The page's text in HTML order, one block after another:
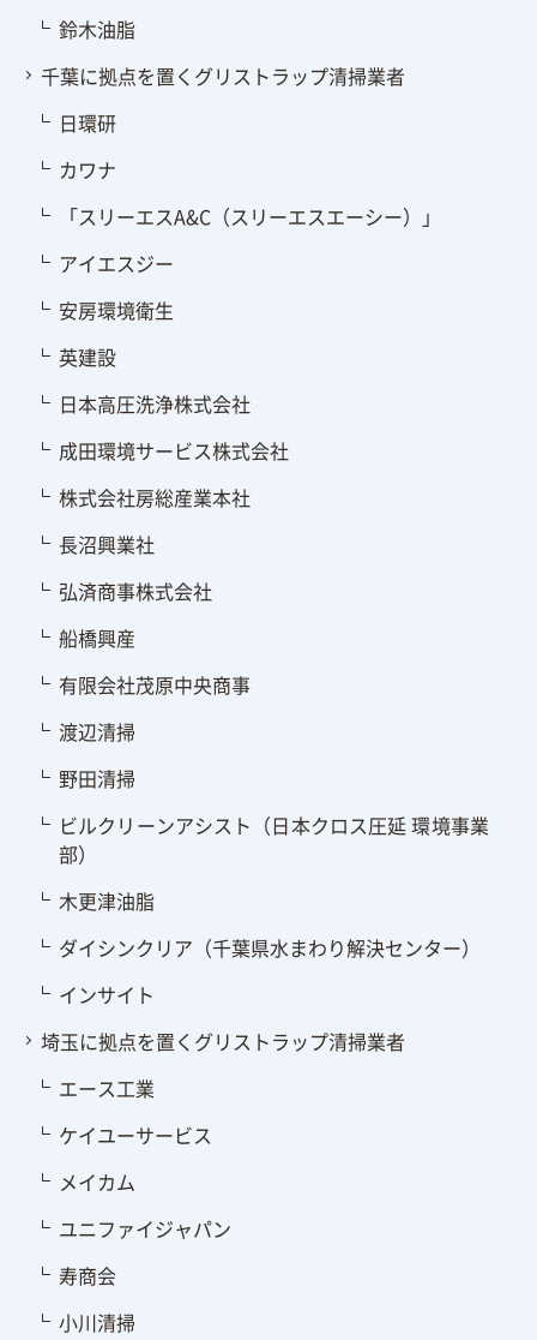
鈴木油脂
千葉に拠点を置くグリストラップ清掃業者
日環研
カワナ
「スリーエスA&C（スリーエスエーシー）」
アイエスジー
安房環境衛生
英建設
日本高圧洗浄株式会社
成田環境サービス株式会社
株式会社房総産業本社
長沼興業社
弘済商事株式会社
船橋興産
有限会社茂原中央商事
渡辺清掃
野田清掃
ビルクリーンアシスト（日本クロス圧延 環境事業
部）
木更津油脂
ダイシンクリア（千葉県水まわり解決センター）
インサイト
埼玉に拠点を置くグリストラップ清掃業者
エース工業
ケイユーサービス
メイカム
ユニファイジャパン
寿商会
小川清掃